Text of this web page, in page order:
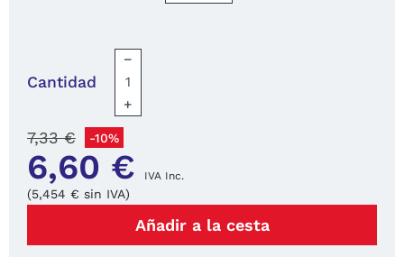
Cantidad
−
+
6,60 € IVA Inc.
7,33 € -10%
(5,454 € sin IVA)
Añadir a la cesta